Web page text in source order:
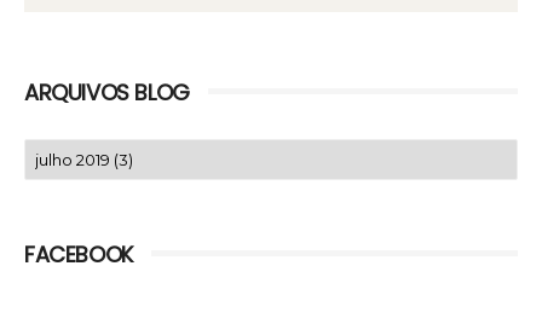
ARQUIVOS BLOG
FACEBOOK